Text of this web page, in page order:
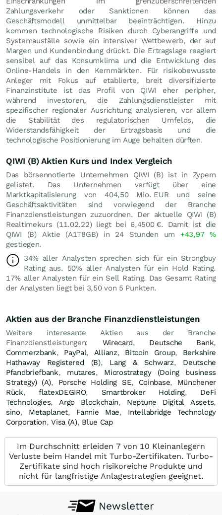
Zahlungsverkehr oder Sanktionen können das
Geschäftsmodell unmittelbar beeinträchtigen. Hinzu
kommen technologische Risiken durch Cyberangriffe und
Systemausfälle sowie ein intensiver Wettbewerb, der auf
Margen und Kundenbindung drückt. Die Ertragslage reagiert
sensibel auf das Konsumklima und die Entwicklung des
Online-Handels in den Kernmärkten. Für risikobewusste
Anleger mit Fokus auf etablierte, breit diversifizierte
Finanzinstitute ist das Profil von QIWI eher peripher,
während investoren, die Zahlungsdienstleister mit
spezifischer regionaler Ausrichtung analysieren, vor allem
die Stabilität des regulatorischen Umfelds, die
Widerstandsfähigkeit der Ertragsbasis und die
technologische Positionierung im Auge behalten dürften.
QIWI (B) Aktien Kurs und Index Vergleich
Das börsennotierte Unternehmen QIWI (B) ist in Zypern
gelistet. Das Unternehmen verfügt über eine
Marktkapitalisierung von 404,50 Mio. EUR und seine
Geschäftsaktivitäten sind vorwiegend der Branche
Finanzdienstleistungen zuzuordnen. Der aktuelle QIWI (B)
Realtimekurs (11.02.22) liegt bei 6,4500 €. Damit ist die
QIWI (B) Aktie (A1T8GB) in 24 Stunden um +43,97%
gestiegen.
34% aller Analysten sprechen sich für ein Strongbuy
Rating aus. 50% aller Analysten für ein Hold Rating.
17% aller Analysten für ein Sell Rating. Das Gesamt Rating
der Analysten liegt bei 3,50 von 5 Punkten.
Aktien aus der Branche Finanzdienstleistungen
Weitere interesante Aktien aus der Branche
Finanzdienstleistungen: Wirecard, Deutsche Bank,
Commerzbank, PayPal, Allianz, Bitcoin Group, Berkshire
Hathaway Registered (B), Lang & Schwarz, Deutsche
Pfandbriefbank, mutares, Microstrategy (Doing business
Strategy) (A), Porsche Holding SE, Coinbase, Münchener
Rück,flatexDEGIRO, Smartbroker Holding, DeFi
Technologies,Argo Blockchain, Neptune Digital Assets,
sino, Metaplanet, Fannie Mae, Intellabridge Technology
Corporation,Visa (A), Blue Cap
Im Durchschnitt erleiden 7 von 10 Kleinanlegern
Verluste beim Handel mit Turbo-Zertifikaten. Turbo-
Zertifikate sind hoch risikoreiche Produkte und
nicht für langfristige Anlagestrategien geeignet.
Newsletter